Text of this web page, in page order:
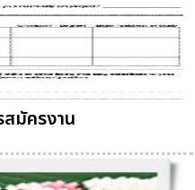
สมัครงาน